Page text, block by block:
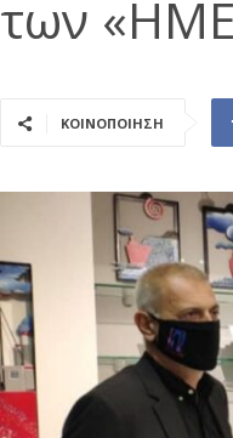
των
ΚΟΙΝΟΠΟΙΗΣΗ